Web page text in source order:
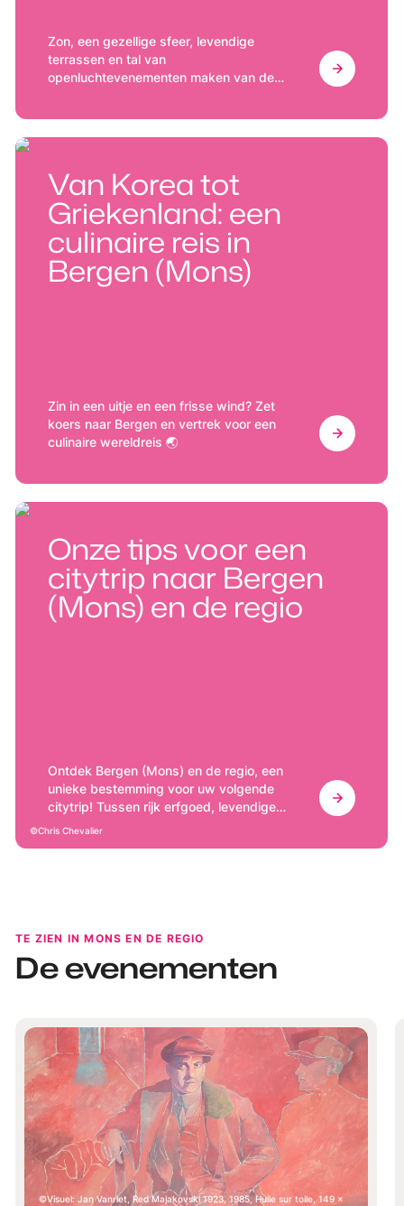
Zon, een gezellige sfeer, levendige
terrassen en tal van
openluchtevenementen maken van de
Van Korea tot
Griekenland: een
culinaire reis in
Bergen (Mons)
Zin in een uitje en een frisse wind? Zet
koers naar Bergen en vertrek voor een
culinaire wereldreis 🌏
Onze tips voor een
citytrip naar Bergen
(Mons) en de regio
Ontdek Bergen (Mons) en de regio, een
unieke bestemming voor uw volgende
citytrip! Tussen rijk erfgoed, levendige
tradities en een gezellige sfeer biedt Mons
Chris Chevalier
TE ZIEN IN MONS EN DE REGIO
De evenementen
Visuel: Jan Vanriet, Red Majakovski 1923, 1985, Huile sur toile, 149 x